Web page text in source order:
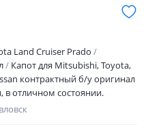
БЕЗ ВЫХОДНЫХ
Land Cruiser Prado
Капот для Mitsubishi, Toyota,
контрактный б/у оригинал
в отличном состоянии.
Доставка по всему